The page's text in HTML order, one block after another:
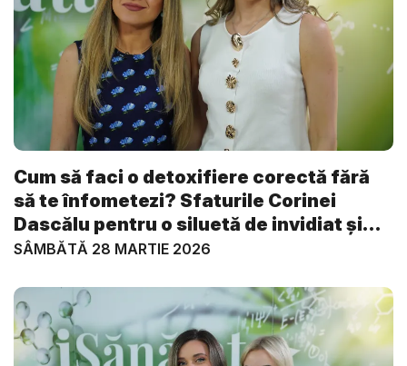
Cum să faci o detoxifiere corectă fără
să te înfometezi? Sfaturile Corinei
Dascălu pentru o siluetă de invidiat și
e...
SÂMBĂTĂ 28 MARTIE 2026